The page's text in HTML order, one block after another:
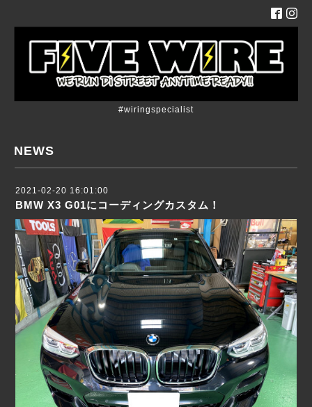
#wiringspecialist
NEWS
2021-02-20 16:01:00
BMW X3 G01にコーディングカスタム！